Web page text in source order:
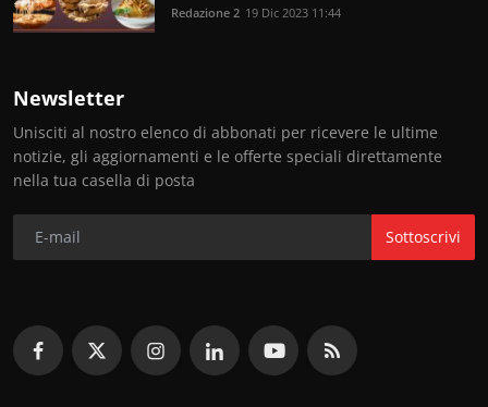
Redazione 2 19 Dic 2023 11:44
Newsletter
Unisciti al nostro elenco di abbonati per ricevere le ultime
notizie, gli aggiornamenti e le offerte speciali direttamente
nella tua casella di posta
Sottoscrivi